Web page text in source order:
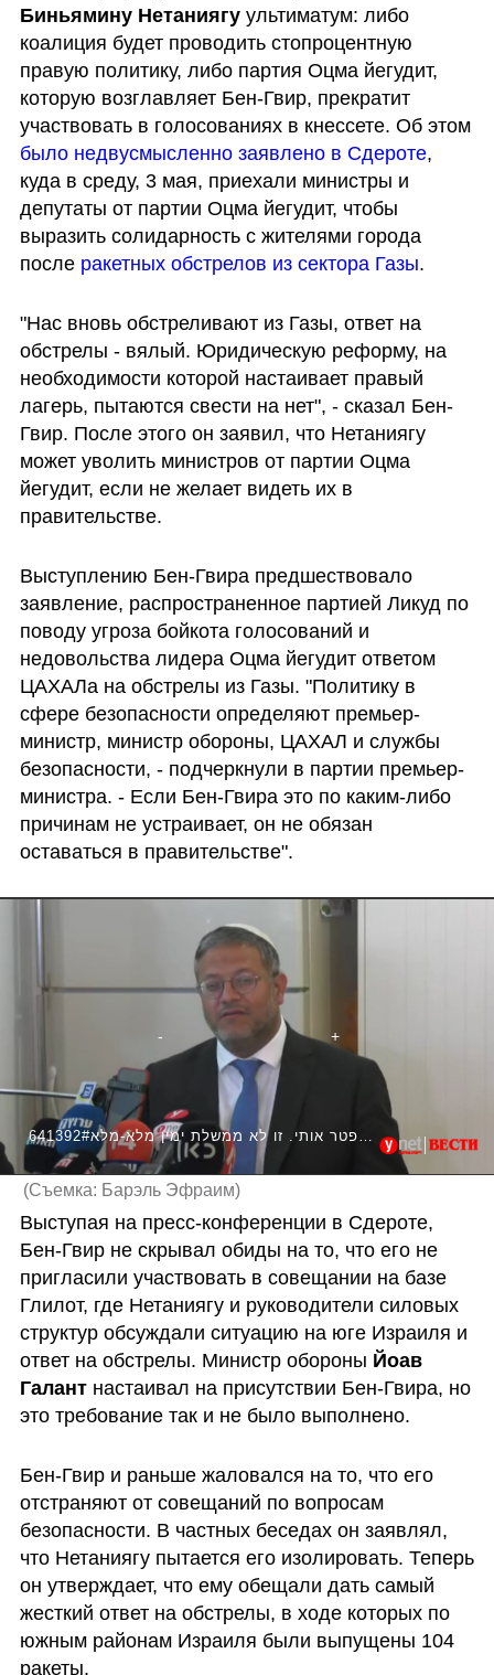
Биньямину Нетаниягу ультиматум: либо
коалиция будет проводить стопроцентную
правую политику, либо партия Оцма йегудит,
которую возглавляет Бен-Гвир, прекратит
участвовать в голосованиях в кнессете. Об этом
было недвусмысленно заявлено в Сдероте,
куда в среду, 3 мая, приехали министры и
депутаты от партии Оцма йегудит, чтобы
выразить солидарность с жителями города
после ракетных обстрелов из сектора Газы.
"Нас вновь обстреливают из Газы, ответ на
обстрелы - вялый. Юридическую реформу, на
необходимости которой настаивает правый
лагерь, пытаются свести на нет", - сказал Бен-
Гвир. После этого он заявил, что Нетаниягу
может уволить министров от партии Оцма
йегудит, если не желает видеть их в
правительстве.
Выступлению Бен-Гвира предшествовало
заявление, распространенное партией Ликуд по
поводу угроза бойкота голосований и
недовольства лидера Оцма йегудит ответом
ЦАХАЛа на обстрелы из Газы. "Политику в
сфере безопасности определяют премьер-
министр, министр обороны, ЦАХАЛ и службы
безопасности, - подчеркнули в партии премьер-
министра. - Если Бен-Гвира это по каким-либо
причинам не устраивает, он не обязан
оставаться в правительстве".
641392#בן גביר: "נתניהו מוזמן לפטר אותי. זו לא ממשלת ימין מלא-מלא"
(Съемка: Барэль Эфраим)
Выступая на пресс-конференции в Сдероте,
Бен-Гвир не скрывал обиды на то, что его не
пригласили участвовать в совещании на базе
Глилот, где Нетаниягу и руководители силовых
структур обсуждали ситуацию на юге Израиля и
ответ на обстрелы. Министр обороны Йоав
Галант настаивал на присутствии Бен-Гвира, но
это требование так и не было выполнено.
Бен-Гвир и раньше жаловался на то, что его
отстраняют от совещаний по вопросам
безопасности. В частных беседах он заявлял,
что Нетаниягу пытается его изолировать. Теперь
он утверждает, что ему обещали дать самый
жесткий ответ на обстрелы, в ходе которых по
южным районам Израиля были выпущены 104
ракеты.